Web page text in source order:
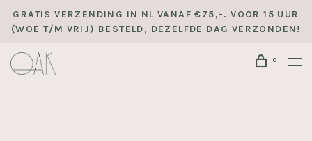
GRATIS VERZENDING IN NL VANAF €75,-. VOOR 15 UUR
(WOE T/M VRIJ) BESTELD, DEZELFDE DAG VERZONDEN!
0